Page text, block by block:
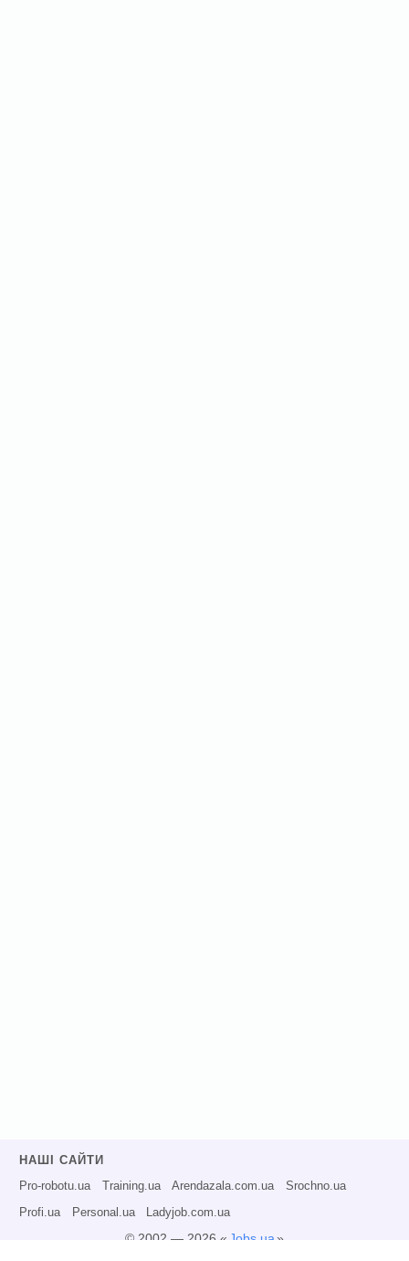
НАШІ САЙТИ
Pro-robotu.ua Training.ua Arendazala.com.ua Srochno.ua
Profi.ua Personal.ua Ladyjob.com.ua
© 2002 — 2026 « Jobs.ua»